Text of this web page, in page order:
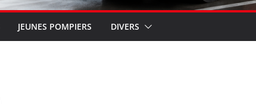
JEUNES POMPIERS DIVERS